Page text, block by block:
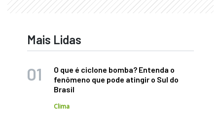
Mais Lidas
O que é ciclone bomba? Entenda o
fenômeno que pode atingir o Sul do
Brasil
Clima